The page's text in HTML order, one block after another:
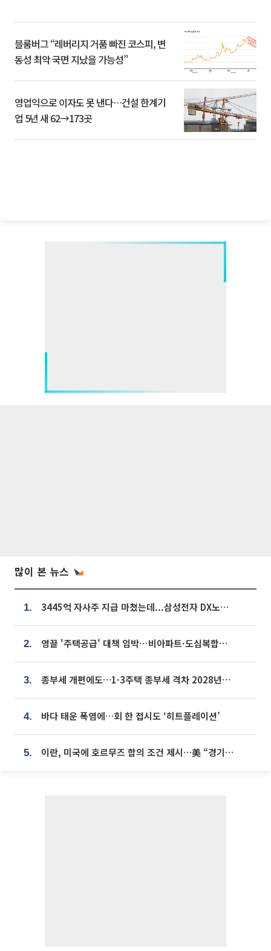
블룸버그 “레버리지 거품 빠진 코스피, 변
동성 최악 국면 지났을 가능성”
영업익으로 이자도 못 낸다…건설 한계기
업 5년 새 62→173곳
많이 본 뉴스
1. 3445억 자사주 지급 마쳤는데...삼성전자 DX노조, 뒤늦은 '떼쓰기 집회'
2. 영끌 '주택공급' 대책 임박⋯비아파트·도심복합까지 총동원
3. 종부세 개편에도…1·3주택 종부세 격차 2028년부터 확대
4. 바다 태운 폭염에…회 한 접시도 ‘히트플레이션’
5. 이란, 미국에 호르무즈 합의 조건 제시…美 “경기 아직 안 끝나” [종합]